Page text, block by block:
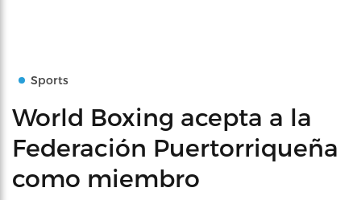
Sports
World Boxing acepta a la
Federación Puertorriqueña
como miembro